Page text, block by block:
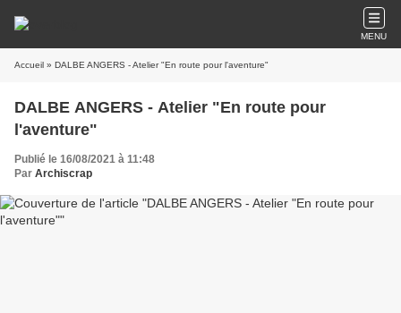
MENU
Accueil » DALBE ANGERS - Atelier "En route pour l'aventure"
DALBE ANGERS - Atelier "En route pour
l'aventure"
Publié le 16/08/2021 à 11:48
Par Archiscrap